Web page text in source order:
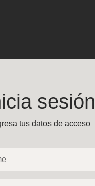
sesión
tus datos de acceso